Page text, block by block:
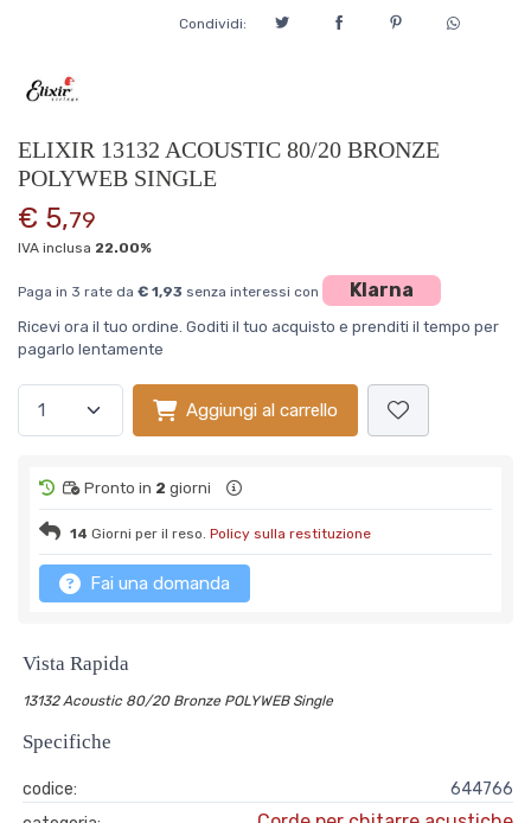
Condividi:
ELIXIR 13132 ACOUSTIC 80/20 BRONZE
POLYWEB SINGLE
€ 5,79
IVA inclusa 22.00%
Paga in 3 rate da € 1,93 senza interessi con Klarna
Ricevi ora il tuo ordine. Goditi il tuo acquisto e prenditi il tempo per
pagarlo lentamente
Aggiungi al carrello
Pronto in 2 giorni
14 Giorni per il reso. Policy sulla restituzione
Fai una domanda
Vista Rapida
13132 Acoustic 80/20 Bronze POLYWEB Single
Specifiche
codice:
644766